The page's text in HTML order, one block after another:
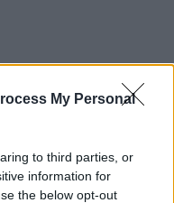
My Personal
to third parties, or
information for
the below opt-out